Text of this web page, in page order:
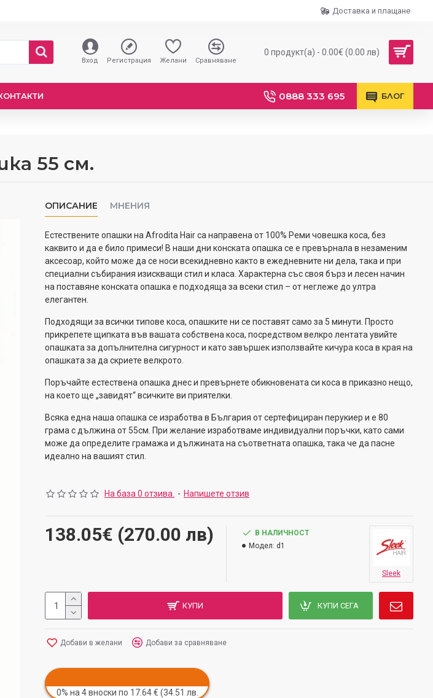
Доставка и плащане
Вход Регистрация Желани Сравняване
0 продукт(а) - 0.00€ (0.00 лв)
0888 333 695 БЛОГ
55 см.
ОПИСАНИЕ МНЕНИЯ
Естествените опашки на Afrodita Hair са направена от 100% Реми човешка коса, без
каквито и да е било примеси! В наши дни конската опашка се е превърнала в незаменим
аксесоар, който може да се носи всекидневно както в ежедневните ни дела, така и при
специални събирания изискващи стил и класа. Характерна със своя бърз и лесен начин
на поставяне конската опашка е подходяща за всеки стил – от неглеже до ултра
елегантен.
Подходящи за всички типове коса, опашките ни се поставят само за 5 минути. Просто
прикрепете щипката във вашата собствена коса, посредством велкро лентата увийте
опашката за допълнителна сигурност и като завършек използвайте кичура коса в края на
опашката за да скриете велкрото.
Поръчайте естествена опашка днес и превърнете обикновената си коса в приказно нещо,
на което ще „завидят“ всичките ви приятелки.
Всяка една наша опашка се изработва в България от сертефициран перукиер и е 80
грама с дължина от 55см. При желание изработваме индивидуални поръчки, като сами
може да определите грамажа и дължината на съответната опашка, така че да пасне
идеално на вашият стил.
На база 0 отзива. - Напишете отзив
138.05€ (270.00 лв)
В НАЛИЧНОСТ
Модел: d1
Sleek
КУПИ КУПИ СЕГА
Добави в желани Добави за сравняване
0% на 4 вноски по 17.64 € (34.51 лв.